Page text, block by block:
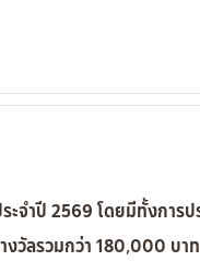
ะจำปี 2569 โดยมีทั้งการ
งวัลรวมกว่า 180,000 บา